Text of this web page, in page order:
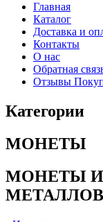
Главная
Каталог
Доставка и
Контакты
О нас
Обратная
Отзывы
Категории
МОНЕТЫ
МОНЕТЫ
МЕТАЛЛОВ